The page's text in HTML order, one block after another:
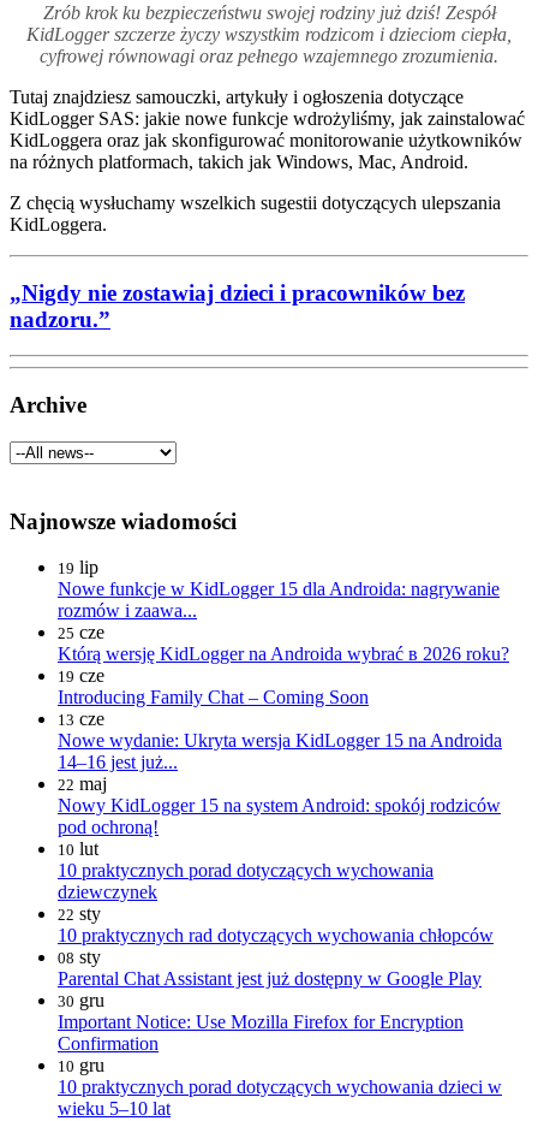
Zrób krok ku bezpieczeństwu swojej rodziny już dziś! Zespół
KidLogger szczerze życzy wszystkim rodzicom i dzieciom ciepła,
cyfrowej równowagi oraz pełnego wzajemnego zrozumienia.
Tutaj znajdziesz samouczki, artykuły i ogłoszenia dotyczące
KidLogger SAS: jakie nowe funkcje wdrożyliśmy, jak zainstalować
KidLoggera oraz jak skonfigurować monitorowanie użytkowników
na różnych platformach, takich jak Windows, Mac, Android.
Z chęcią wysłuchamy wszelkich sugestii dotyczących ulepszania
KidLoggera.
„Nigdy nie zostawiaj dzieci i pracowników bez
nadzoru.”
Archive
Najnowsze wiadomości
19 lip
Nowe funkcje w KidLogger 15 dla Androida: nagrywanie
rozmów i zaawa...
25 cze
Którą wersję KidLogger na Androida wybrać в 2026 roku?
19 cze
Introducing Family Chat – Coming Soon
13 cze
Nowe wydanie: Ukryta wersja KidLogger 15 na Androida
14–16 jest już...
22 maj
Nowy KidLogger 15 na system Android: spokój rodziców
pod ochroną!
10 lut
10 praktycznych porad dotyczących wychowania
dziewczynek
22 sty
10 praktycznych rad dotyczących wychowania chłopców
08 sty
Parental Chat Assistant jest już dostępny w Google Play
30 gru
Important Notice: Use Mozilla Firefox for Encryption
Confirmation
10 gru
10 praktycznych porad dotyczących wychowania dzieci w
wieku 5–10 lat